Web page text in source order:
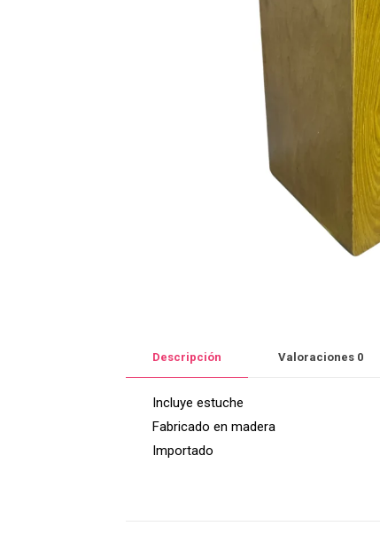
Descripción Valoraciones 0
Incluye estuche
Fabricado en madera
Importado